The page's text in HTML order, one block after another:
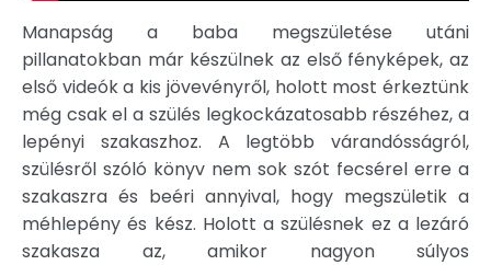
Manapság a baba megszületése utáni
pillanatokban már készülnek az első fényképek, az
első videók a kis jövevényről, holott most érkeztünk
még csak el a szülés legkockázatosabb részéhez, a
lepényi szakaszhoz. A legtöbb várandósságról,
szülésről szóló könyv nem sok szót fecsérel erre a
szakaszra és beéri annyival, hogy megszületik a
méhlepény és kész. Holott a szülésnek ez a lezáró
szakasza az, amikor nagyon súlyos